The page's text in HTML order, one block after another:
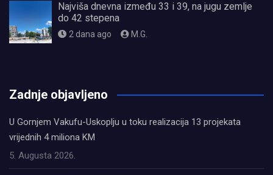
Najviša dnevna između 33 i 39, na jugu zemlje
do 42 stepena
2 dana ago M.G.
Zadnje objavljeno
U Gornjem Vakufu-Uskoplju u toku realizacija 13 projekata
vrijednih 4 miliona KM
5. Augusta 2026.